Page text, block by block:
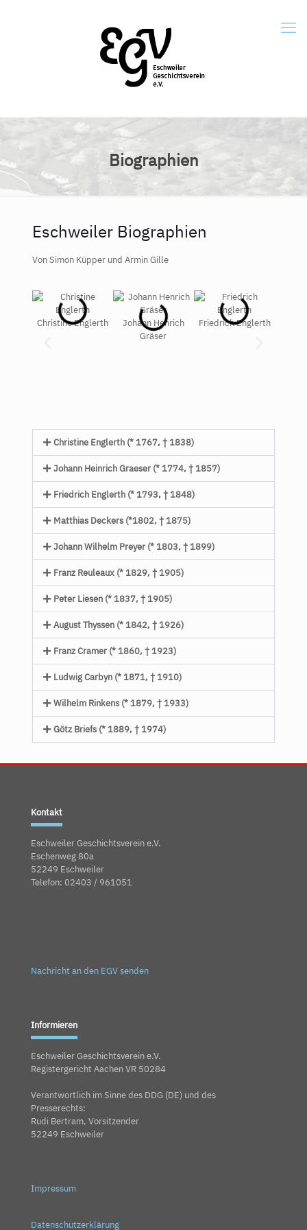
Biographien
Eschweiler Biographien
Von Simon Küpper und Armin Gille
Christine Englerth
Johann Henrich
Gräser
Friedrich Englerth
Christine Englerth (* 1767, † 1838)
Johann Heinrich Graeser (* 1774, † 1857)
Friedrich Englerth (* 1793, † 1848)
Matthias Deckers (*1802, † 1875)
Johann Wilhelm Preyer (* 1803, † 1899)
Franz Reuleaux (* 1829, † 1905)
Peter Liesen (* 1837, † 1905)
August Thyssen (* 1842, † 1926)
Franz Cramer (* 1860, † 1923)
Ludwig Carbyn (* 1871, † 1910)
Wilhelm Rinkens (* 1879, † 1933)
Götz Briefs (* 1889, † 1974)
Kontakt
Eschweiler Geschichtsverein e.V.
Eschenweg 80a
52249 Eschweiler
Telefon: 02403 / 961051
Nachricht an den EGV senden
Informieren
Eschweiler Geschichtsverein e.V.
Registergericht Aachen VR 50284
Verantwortlich im Sinne des DDG (DE) und des
Presserechts:
Rudi Bertram, Vorsitzender
52249 Eschweiler
Impressum
Datenschutzerklärung